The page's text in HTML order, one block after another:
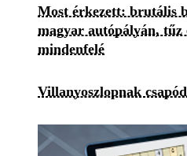
Most érkezett: brutális
magyar autópályán, tűz
mindenfelé
Villanyoszlopnak